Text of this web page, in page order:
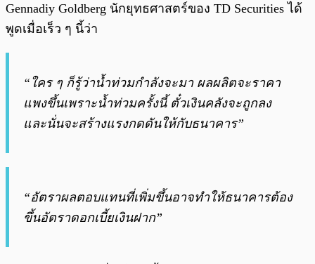
Gennadiy Goldberg นักยุทธศาสตร์ของ TD Securities ได้
พูดเมื่อเร็ว ๆ นี้ว่า
“ใคร ๆ ก็รู้ว่าน้ำท่วมกำลังจะมา ผลผลิตจะราคา
แพงขึ้นเพราะน้ำท่วมครั้งนี้ ตั๋วเงินคลังจะถูกลง
และนั่นจะสร้างแรงกดดันให้กับธนาคาร”
“อัตราผลตอบแทนที่เพิ่มขึ้นอาจทำให้ธนาคารต้อง
ขึ้นอัตราดอกเบี้ยเงินฝาก”